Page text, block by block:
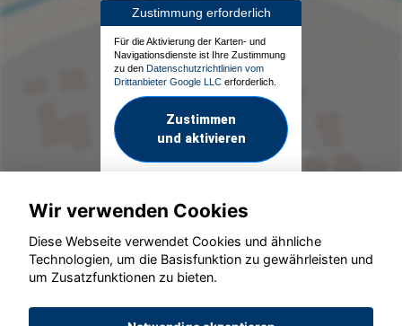
Zustimmung erforderlich
Für die Aktivierung der Karten- und
Navigationsdienste ist Ihre Zustimmung
zu den Datenschutzrichtlinien vom
Drittanbieter Google LLC erforderlich.
Zustimmen
und aktivieren
© konjunkturmotor.de GmbH 2020 - 2026
Wir verwenden Cookies
Diese Webseite verwendet Cookies und ähnliche
Technologien, um die Basisfunktion zu gewährleisten und
um Zusatzfunktionen zu bieten.